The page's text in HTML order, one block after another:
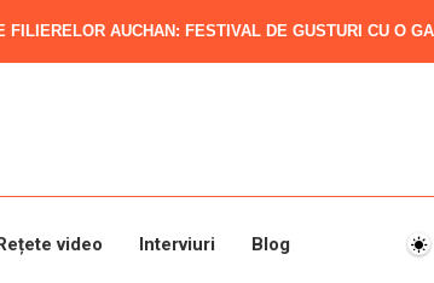
FILIERELOR AUCHAN: FESTIVAL DE GUSTURI CU O
video Interviuri Blog